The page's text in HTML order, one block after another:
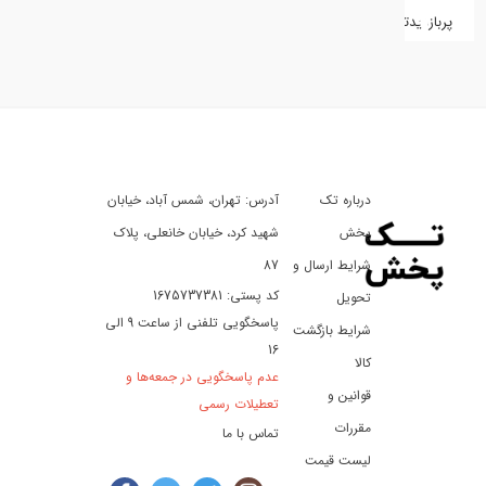
کفش
سفر
تفریح
پربازدیدترین
درباره تک
پخش
شرایط ارسال و
تحویل
شرایط بازگشت
کالا
قوانین و
مقررات
لیست قیمت
آدرس: تهران، شمس آباد، خیابان
شهید کرد، خیابان خانعلی، پلاک
87
کد پستی: 1675737381
پاسخگویی تلفنی از ساعت 9 الی
16
عدم پاسخگویی در جمعه‌ها و
تعطیلات رسمی
تماس با ما